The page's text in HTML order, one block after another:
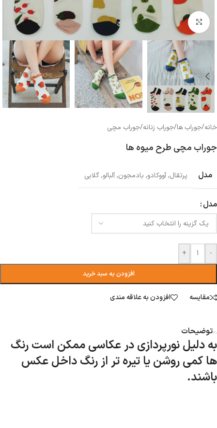
بزرگنمایی تصویر
خانه/جوراب ها/جوراب زنانه/جوراب مچی
جوراب مچی طرح میوه ها
مدل پرتقال,آووکادو, بادمجون,آلبالو,گلابی
مدل
-
+
افزودن به سبد خرید
مقایسه افزودن به علاقه مندی
توضیحات
به دلیل نورپردازی در عکاسی ممکن است رنگ
ها کمی روشن یا تیره تر از رنگ داخل عکس
باشند.